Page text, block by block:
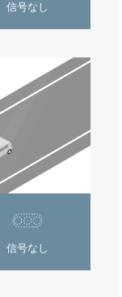
信号なし
信号なし